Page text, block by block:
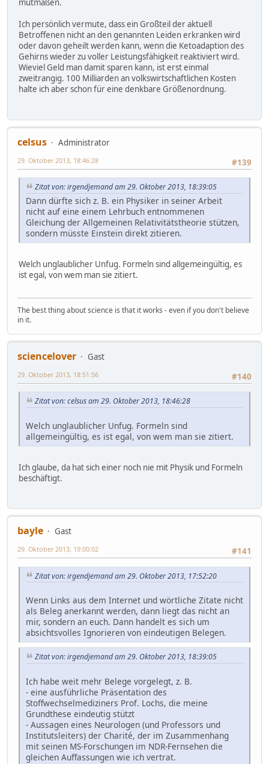
mutmaßen.
Ich persönlich vermute, dass ein Großteil der aktuell
Betroffenen nicht an den genannten Leiden erkranken wird
oder davon geheilt werden kann, wenn die Ketoadaption des
Gehirns wieder zu voller Leistungsfähigkeit reaktiviert wird.
Wieviel Geld man damit sparen kann, ist erst einmal
zweitrangig. 100 Milliarden an volkswirtschaftlichen Kosten
halte ich aber schon für eine denkbare Größenordnung.
celsus
Administrator
#139
29. Oktober 2013, 18:46:28
Zitat von: irgendjemand am 29. Oktober 2013, 18:39:05
Dann dürfte sich z. B. ein Physiker in seiner Arbeit
nicht auf eine einem Lehrbuch entnommenen
Gleichung der Allgemeinen Relativitätstheorie stützen,
sondern müsste Einstein direkt zitieren.
Welch unglaublicher Unfug. Formeln sind allgemeingültig, es
ist egal, von wem man sie zitiert.
The best thing about science is that it works - even if you don't believe
in it.
sciencelover
Gast
#140
29. Oktober 2013, 18:51:56
Zitat von: celsus am 29. Oktober 2013, 18:46:28
Welch unglaublicher Unfug. Formeln sind
allgemeingültig, es ist egal, von wem man sie zitiert.
Ich glaube, da hat sich einer noch nie mit Physik und Formeln
beschäftigt.
bayle
Gast
#141
29. Oktober 2013, 19:00:02
Zitat von: irgendjemand am 29. Oktober 2013, 17:52:20
Wenn Links aus dem Internet und wörtliche Zitate nicht
als Beleg anerkannt werden, dann liegt das nicht an
mir, sondern an euch. Dann handelt es sich um
absichtsvolles Ignorieren von eindeutigen Belegen.
Zitat von: irgendjemand am 29. Oktober 2013, 18:39:05
Ich habe weit mehr Belege vorgelegt, z. B.
- eine ausführliche Präsentation des
Stoffwechselmediziners Prof. Lochs, die meine
Grundthese eindeutig stützt
- Aussagen eines Neurologen (und Professors und
Institutsleiters) der Charité, der im Zusammenhang
mit seinen MS-Forschungen im NDR-Fernsehen die
gleichen Auffassungen wie ich vertrat.